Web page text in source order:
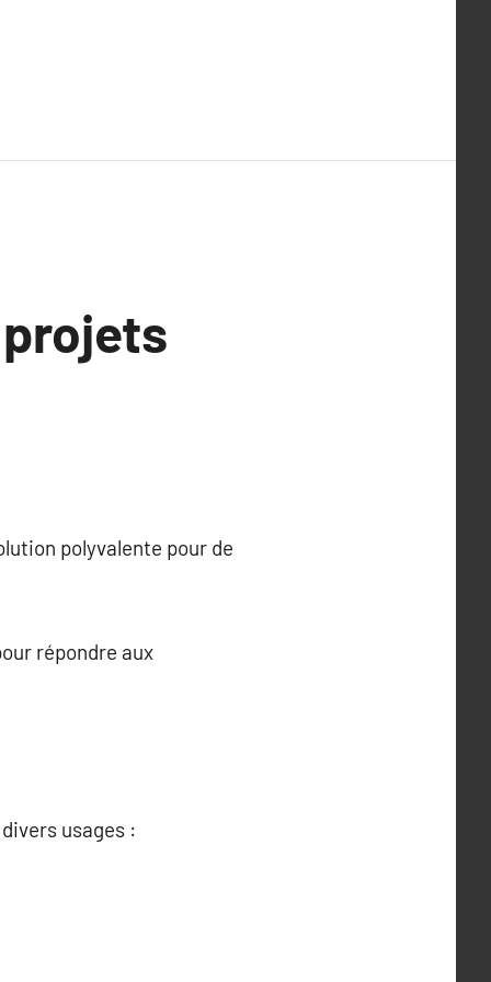
polyvalente pour de
répondre aux
usages :